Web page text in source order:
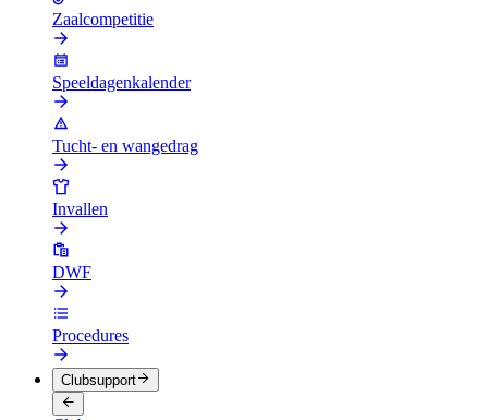
Zaalcompetitie
Speeldagenkalender
Tucht- en wangedrag
Invallen
DWF
Procedures
Clubsupport